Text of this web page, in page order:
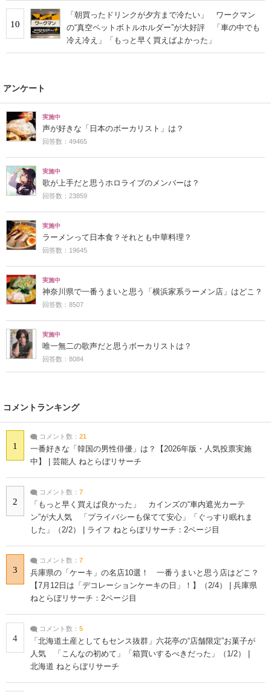
10
「朝買ったドリンクが夕方まで冷たい」 ワークマン
の“真空ペットボトルホルダー”が大好評 「車の中でも
冷え冷え」「もっと早く買えばよかった」
アンケート
実施中
声が好きな「日本のボーカリスト」は？
回答数：49465
実施中
歌が上手だと思うホロライブのメンバーは？
回答数：23859
実施中
ラーメンって日本食？それとも中華料理？
回答数：19645
実施中
神奈川県で一番うまいと思う「横浜家系ラーメン店」はどこ？
回答数：8507
実施中
唯一無二の歌声だと思うボーカリストは？
回答数：8084
コメントランキング
1
コメント数： 21
一番好きな「韓国の男性俳優」は？【2026年版・人気投票実施
中】 | 芸能人 ねとらぼリサーチ
2
コメント数： 7
「もっと早く買えば良かった」 カインズの“車内遮光カーテ
ン”が大人気 「プライバシーも保てて安心」「ぐっすり眠れま
した」（2/2） | ライフ ねとらぼリサーチ：2ページ目
3
コメント数： 7
兵庫県の「ケーキ」の名店10選！ 一番うまいと思う店はどこ？
【7月12日は「デコレーションケーキの日」！】（2/4） | 兵庫県
ねとらぼリサーチ：2ページ目
4
コメント数： 5
「北海道土産としてもセンス抜群」六花亭の“店舗限定”お菓子が
人気 「こんなの初めて」「箱買いするべきだった」（1/2） |
北海道 ねとらぼリサーチ